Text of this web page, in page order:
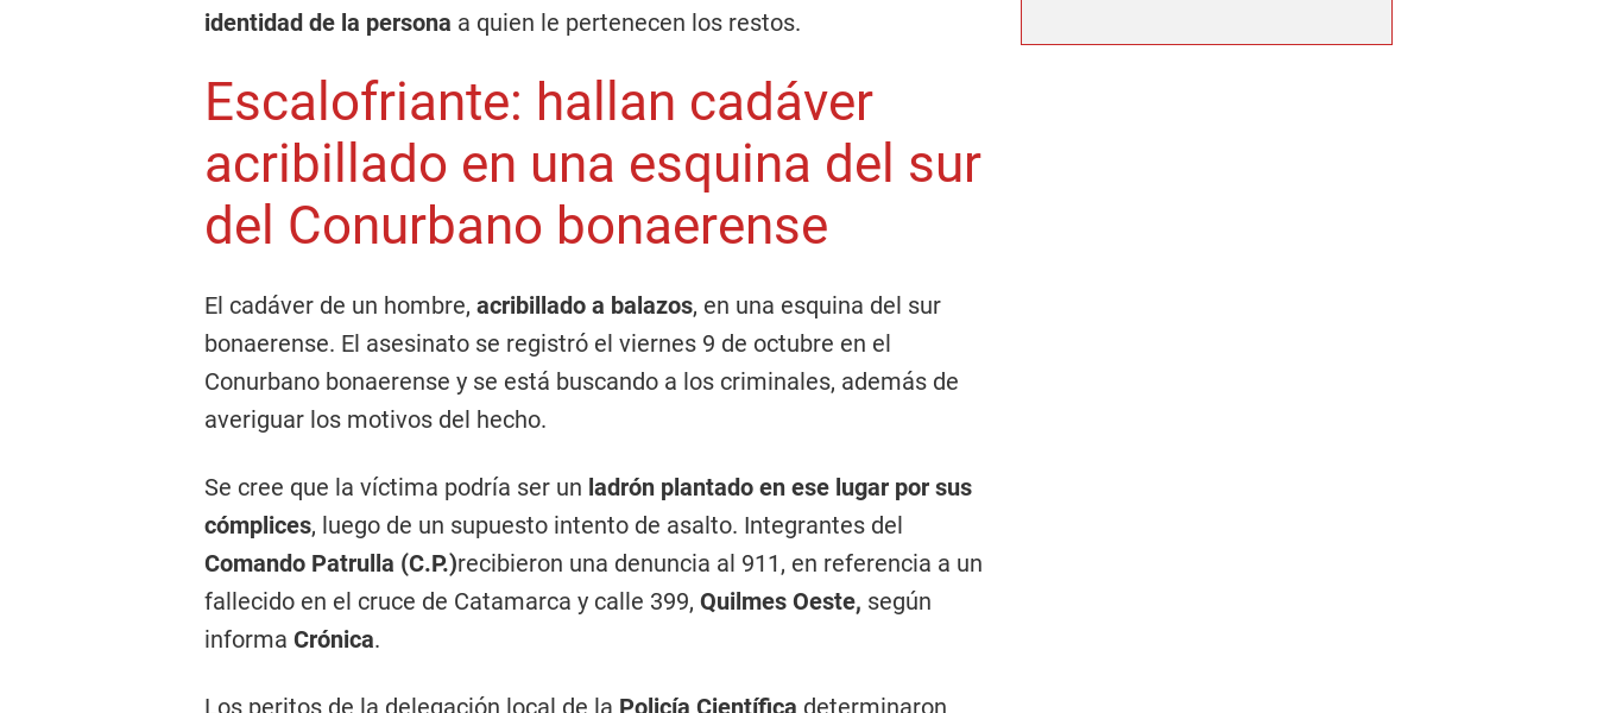
identidad de la persona a quien le pertenecen los restos.
Escalofriante: hallan cadáver
acribillado en una esquina del sur
del Conurbano bonaerense
El cadáver de un hombre, acribillado a balazos, en una esquina del sur
bonaerense. El asesinato se registró el viernes 9 de octubre en el
Conurbano bonaerense y se está buscando a los criminales, además de
averiguar los motivos del hecho.
Se cree que la víctima podría ser un ladrón plantado en ese lugar por sus
cómplices, luego de un supuesto intento de asalto. Integrantes del
Comando Patrulla (C.P.)recibieron una denuncia al 911, en referencia a un
fallecido en el cruce de Catamarca y calle 399, Quilmes Oeste, según
informa Crónica.
Los peritos de la delegación local de la Policía Científica determinaron